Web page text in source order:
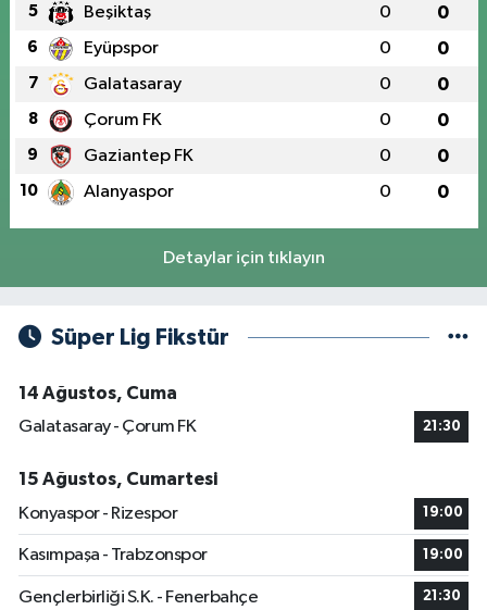
5 Beşiktaş 0 0
6 Eyüpspor 0 0
7 Galatasaray 0 0
8 Çorum FK 0 0
9 Gaziantep FK 0 0
10 Alanyaspor 0 0
Detaylar için tıklayın
Süper Lig Fikstür
14 Ağustos, Cuma
Galatasaray - Çorum FK
21:30
15 Ağustos, Cumartesi
Konyaspor - Rizespor
19:00
Kasımpaşa - Trabzonspor 19:00
Gençlerbirliği S.K. - Fenerbahçe 21:30